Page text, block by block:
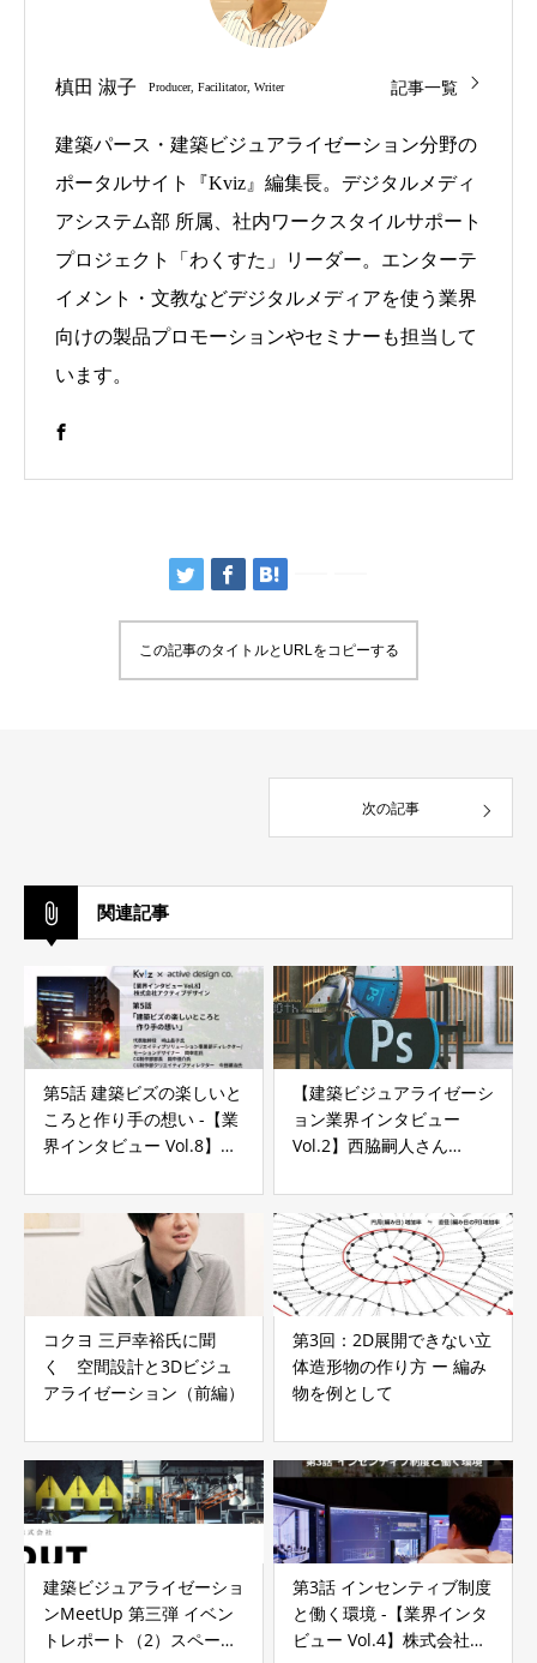
槙田 淑子 Producer, Facilitator, Writer 記事一覧
建築パース・建築ビジュアライゼーション分野の
ポータルサイト『Kviz』編集長。デジタルメディ
アシステム部 所属、社内ワークスタイルサポート
プロジェクト「わくすた」リーダー。エンターテ
イメント・文教などデジタルメディアを使う業界
向けの製品プロモーションやセミナーも担当して
います。
この記事のタイトルとURLをコピーする
次の記事
関連記事
第5話 建築ビズの楽しいと
ころと作り手の想い -【業
界インタビュー Vol.8】株
【建築ビジュアライゼーシ
ョン業界インタビュー
Vol.2】西脇嗣人さん
「わにさん背景」
コクヨ 三戸幸裕氏に聞
く 空間設計と3Dビジュ
アライゼーション（前編）
第3回：2D展開できない立
体造形物の作り方 ー 編み
物を例として
建築ビジュアライゼーショ
ンMeetUp 第三弾 イベン
トレポート（2）スペース
第3話 インセンティブ制度
と働く環境 -【業界インタ
ビュー Vol.4】株式会社ブ